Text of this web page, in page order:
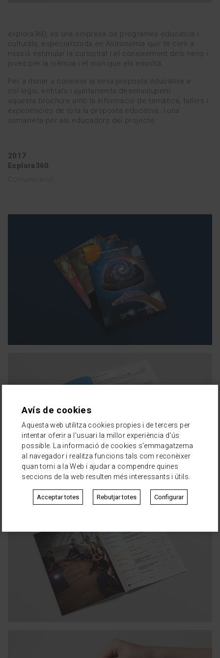
esp eng
explora360, és una empresa de programes educatius i
culturals, especialitzada en Astronomia que té com a
missió estimular la curiositat i el coneixement dels nens i
joves per la ciència i el món que els envolta.
Per a donar a conèixer la seva proposta educativa a
col·legis, entitats i ajuntaments desenvolupem
aquesta brochure amb la informació de temàtica, tallers i
experiències de tota la proposta educativa. I una
samarreta per als educadors del projecte.
2017
Explora360
Comunicació
Avís de cookies
Aquesta web utilitza cookies propies i de tercers per
intentar oferir a l'usuari la millor experiència d'ús
possible. La informació de cookies s'emmagatzema
al navegador i realitza funcions tals com reconèixer
quan torni a la Web i ajudar a compendre quines
seccions de la web resulten més interessants i útils.
Acceptar totes Rebutjar totes Configurar